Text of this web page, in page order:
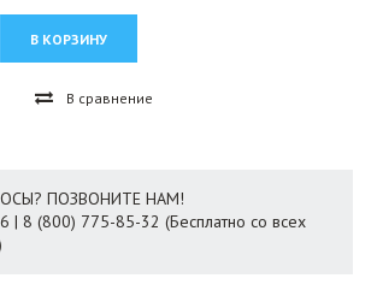
В сравнение
ПОЗВОНИТЕ НАМ!
| 8 (800) 775-85-32 (Бесплатно со всех